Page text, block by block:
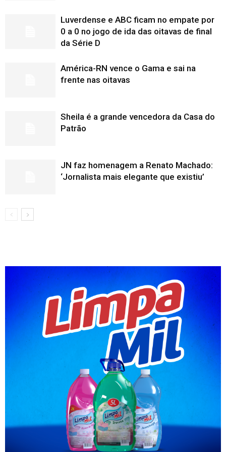
Luverdense e ABC ficam no empate por
0 a 0 no jogo de ida das oitavas de final
da Série D
América-RN vence o Gama e sai na
frente nas oitavas
Sheila é a grande vencedora da Casa do
Patrão
JN faz homenagem a Renato Machado:
‘Jornalista mais elegante que existiu’